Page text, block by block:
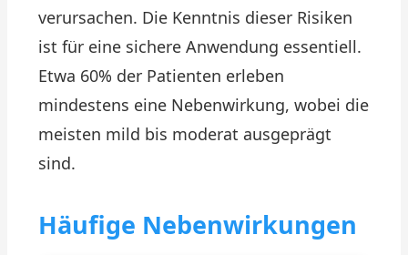
verursachen. Die Kenntnis dieser Risiken
ist für eine sichere Anwendung essentiell.
Etwa 60% der Patienten erleben
mindestens eine Nebenwirkung, wobei die
meisten mild bis moderat ausgeprägt
sind.
Häufige Nebenwirkungen